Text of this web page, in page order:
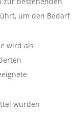
um den Bedarf
wird als
wurden